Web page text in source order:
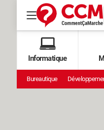
Informatique
Bureautique